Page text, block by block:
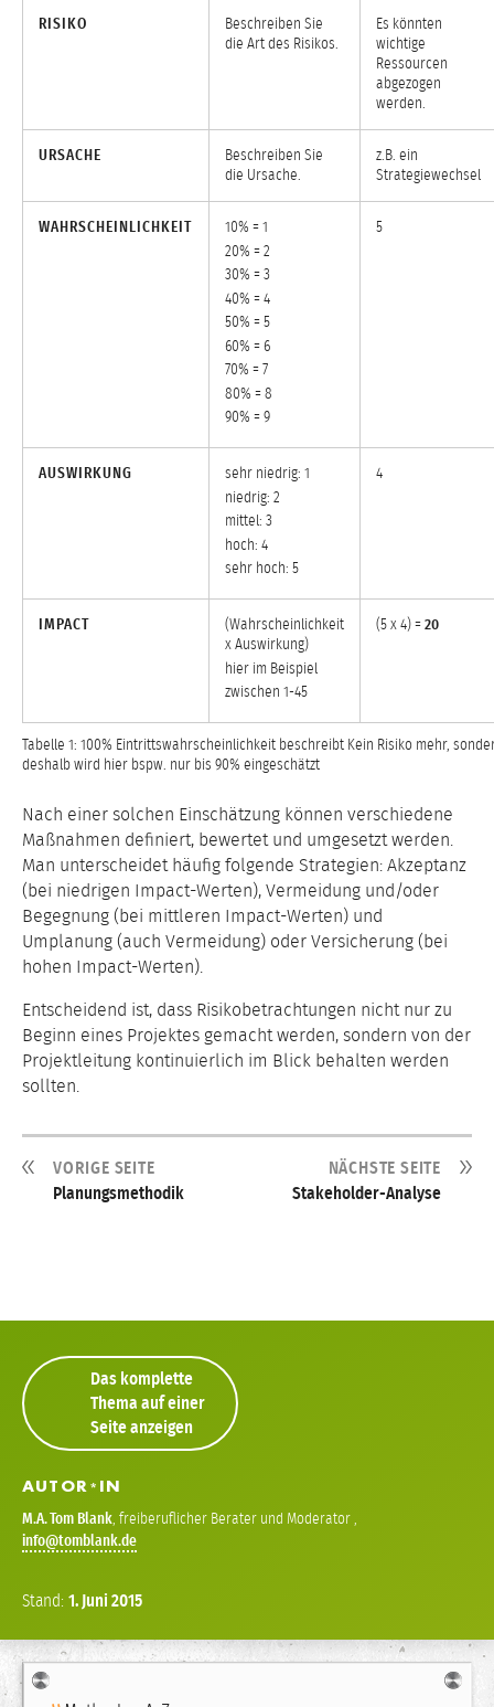
Tabelle 1: 100% Eintrittswahrscheinlichkeit beschreibt Kein Risiko mehr,
deshalb wird hier bspw. nur bis 90% eingeschätzt
RISIKO
Beschreiben Sie
die Art des Risikos.
Es könnten
wichtige
Ressourcen
abgezogen
werden.
URSACHE
Beschreiben Sie
die Ursache.
z.B. ein
Strategiewechsel
WAHRSCHEINLICHKEIT
10% = 1
20% = 2
30% = 3
40% = 4
50% = 5
60% = 6
70% = 7
80% = 8
90% = 9
5
AUSWIRKUNG
sehr niedrig: 1
niedrig: 2
mittel: 3
hoch: 4
sehr hoch: 5
4
IMPACT
(Wahrscheinlichkeit
x Auswirkung)
hier im Beispiel
zwischen 1-45
(5 x 4) =20
Nach einer solchen Einschätzung können verschiedene
Maßnahmen definiert, bewertet und umgesetzt werden.
Man unterscheidet häufig folgende Strategien: Akzeptanz
(bei niedrigen Impact-Werten), Vermeidung und/oder
Begegnung (bei mittleren Impact-Werten) und
Umplanung (auch Vermeidung) oder Versicherung (bei
hohen Impact-Werten).
Entscheidend ist, dass Risikobetrachtungen nicht nur zu
Beginn eines Projektes gemacht werden, sondern von der
Projektleitung kontinuierlich im Blick behalten werden
sollten.
VORIGE SEITE
Planungsmethodik
NÄCHSTE SEITE
Stakeholder-Analyse
Das komplette
Thema auf einer
Seite anzeigen
AUTOR* IN
M.A.Tom Blank,freiberuflicher Berater und Moderator,
info
Stand: 1. Juni 2015